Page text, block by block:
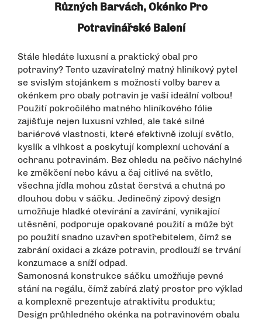
Různých Barvách, Okénko Pro
Potravinářské Balení
Stále hledáte luxusní a praktický obal pro
potraviny? Tento uzavíratelný matný hliníkový pytel
se svislým stojánkem s možností volby barev a
okénkem pro obaly potravin je vaší ideální volbou!
Použití pokročilého matného hliníkového fólie
zajišťuje nejen luxusní vzhled, ale také silné
bariérové vlastnosti, které efektivně izolují světlo,
kyslík a vlhkost a poskytují komplexní uchování a
ochranu potravinám. Bez ohledu na pečivo náchylné
ke změkčení nebo kávu a čaj citlivé na světlo,
všechna jídla mohou zůstat čerstvá a chutná po
dlouhou dobu v sáčku. Jedinečný zipový design
umožňuje hladké otevírání a zavírání, vynikající
utěsnění, podporuje opakované použití a může být
po použití snadno uzavřen spotřebitelem, čímž se
zabrání oxidaci a zkáze potravin, prodlouží se trvání
konzumace a sníží odpad.
Samonosná konstrukce sáčku umožňuje pevné
stání na regálu, čímž zabírá zlatý prostor pro výklad
a komplexně prezentuje atraktivitu produktu;
Design průhledného okénka na potravinovém obalu